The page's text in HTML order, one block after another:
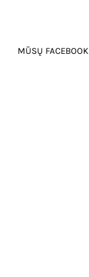
MŪSŲ FACEBOOK